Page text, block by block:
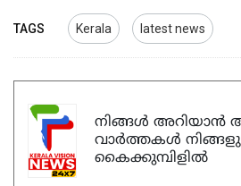
TAGS Kerala latest news
നിങ്ങൾ അറിയാൻ
വാർത്തകൾ
കൈക്കുമ്പിളിൽ